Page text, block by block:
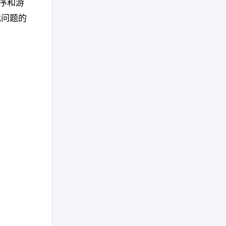
和游
题的